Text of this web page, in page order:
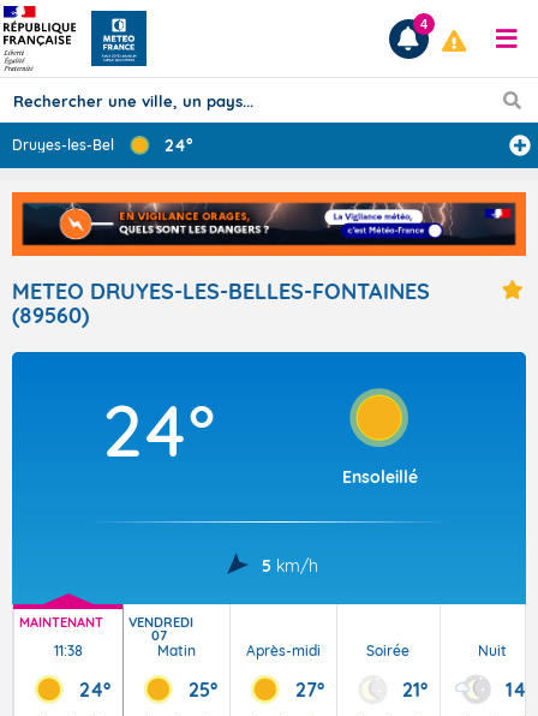
Prévisions
TOUS LES RÉSULTATS
4
Druyes-les-Bell 24°
METEO DRUYES-LES-BELLES-FONTAINES
(89560)
24°
Ensoleillé
5 km/h
MAINTENANT
11:38
24°
VENDREDI
07
Matin
25°
Après-midi
27°
Soirée
21°
Nuit
14°